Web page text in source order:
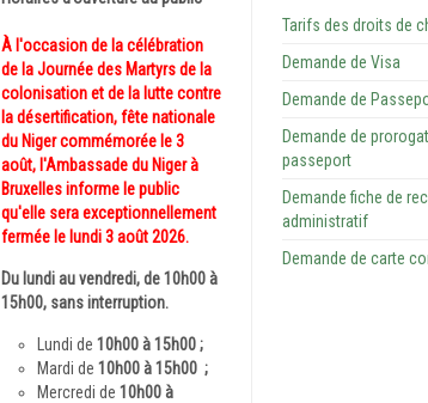
À l'occasion de la célébration
de la Journée des Martyrs de la
colonisation et de la lutte contre
la désertification, fête nationale
du Niger commémorée le 3
août, l'Ambassade du Niger à
Bruxelles informe le public
qu'elle sera exceptionnellement
fermée le lundi 3 août 2026.
Du lundi au vendredi, de 10h00 à
15h00, sans interruption.
Lundi de 10h00 à 15h00 ;
Mardi de 10h00 à 15h00 ;
Mercredi de 10h00 à
Tarifs des droits de
Demande de Visa
Demande de
Demande de
passeport
Demande fiche de
administratif
Demande de carte